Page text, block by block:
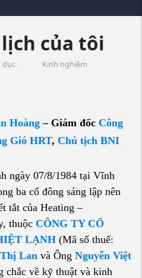
của tôi
dục Kinh nghiệm
Hoàng – Giám đốc Công
Gió HRT, Chủ tịch BNI
ngày 07/8/1984 tại Vĩnh
ba cổ đông sáng lập nên
tắt của Heating –
thuộc CÔNG TY CỔ
LẠNH (Mã số thuế:
Lan và Ông Nguyễn Việt
chắc về kỹ thuật và kinh